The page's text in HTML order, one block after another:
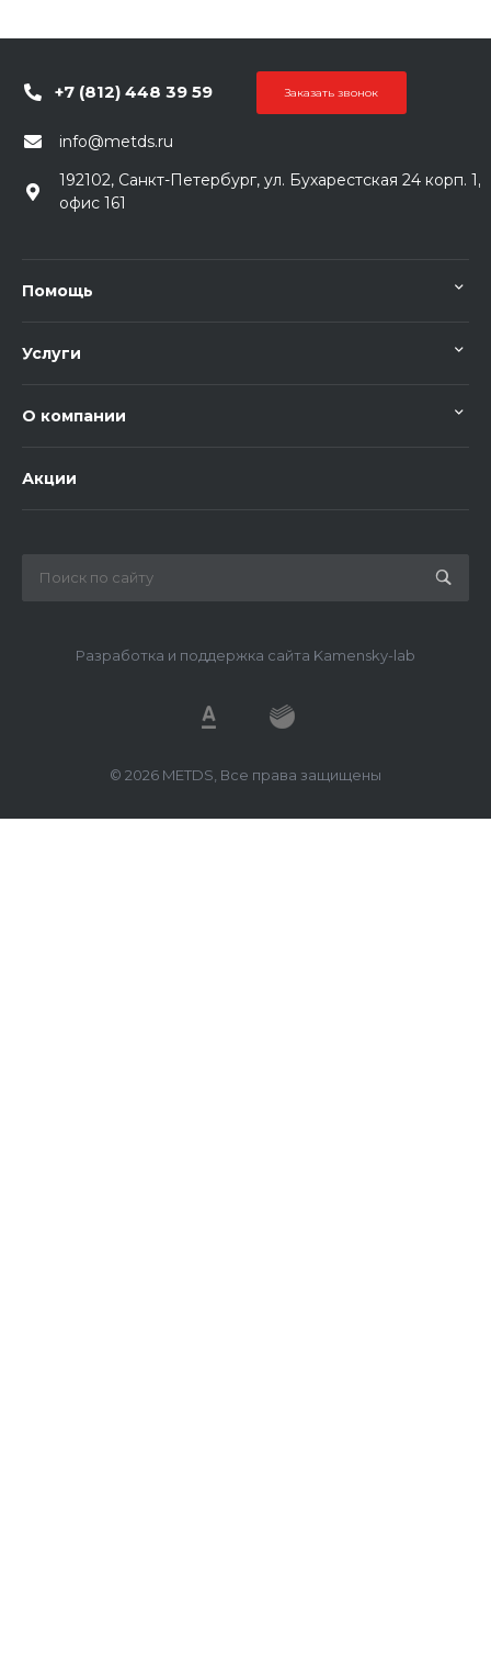
+7 (812) 448 39 59 Заказать звонок
info@metds.ru
192102, Санкт-Петербург, ул. Бухарестская 24 корп. 1,
офис 161
Помощь
Услуги
О компании
Акции
© 2026 METDS, Все права защищены
Разработка и поддержка сайта Kamensky-lab